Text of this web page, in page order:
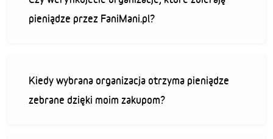
pieniądze przez FaniMani.pl?
Kiedy wybrana organizacja otrzyma pieniądze
zebrane dzięki moim zakupom?